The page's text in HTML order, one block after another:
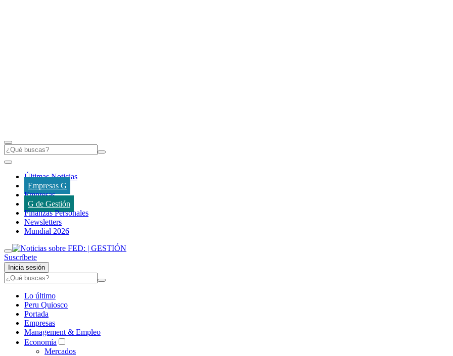
Últimas Noticias
Empresas G
Empresas
G de Gestión
Finanzas Personales
Newsletters
Mundial 2026
Suscríbete
Inicia sesión
Lo último
Peru Quiosco
Portada
Empresas
Management & Empleo
Economía
Mercados